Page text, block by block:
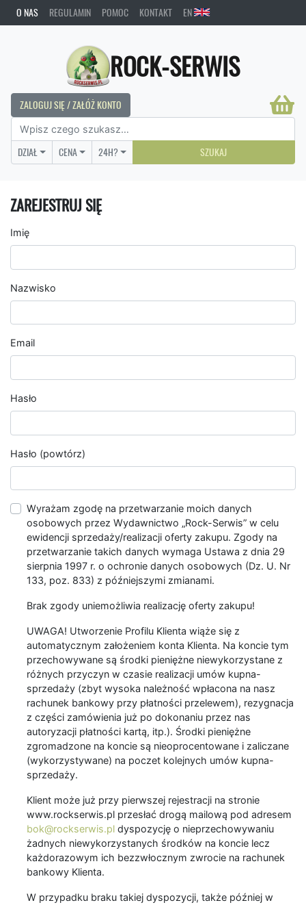
O NAS REGULAMIN POMOC KONTAKT EN
ROCK-SERWIS
ZALOGUJ SIĘ / ZAŁÓŻ KONTO
DZIAŁ CENA 24H? SZUKAJ
ZAREJESTRUJ SIĘ
Imię
Nazwisko
Email
Hasło
Hasło (powtórz)
Wyrażam zgodę na przetwarzanie moich danych
osobowych przez Wydawnictwo „Rock-Serwis” w celu
ewidencji sprzedaży/realizacji oferty zakupu. Zgody na
przetwarzanie takich danych wymaga Ustawa z dnia 29
sierpnia 1997 r. o ochronie danych osobowych (Dz. U. Nr
133, poz. 833) z późniejszymi zmianami.
Brak zgody uniemożliwia realizację oferty zakupu!
UWAGA! Utworzenie Profilu Klienta wiąże się z
automatycznym założeniem konta Klienta. Na koncie tym
przechowywane są środki pieniężne niewykorzystane z
różnych przyczyn w czasie realizacji umów kupna-
sprzedaży (zbyt wysoka należność wpłacona na nasz
rachunek bankowy przy płatności przelewem), rezygnacja
z części zamówienia już po dokonaniu przez nas
autoryzacji płatności kartą, itp.). Środki pieniężne
zgromadzone na koncie są nieoprocentowane i zaliczane
(wykorzystywane) na poczet kolejnych umów kupna-
sprzedaży.
Klient może już przy pierwszej rejestracji na stronie
www.rockserwis.pl przesłać drogą mailową pod adresem
bok@rockserwis.pl dyspozycję o nieprzechowywaniu
żadnych niewykorzystanych środków na koncie lecz
każdorazowym ich bezzwłocznym zwrocie na rachunek
bankowy Klienta.
W przypadku braku takiej dyspozycji, także później w